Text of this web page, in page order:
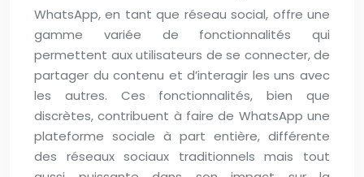
WhatsApp, en tant que réseau social, offre une
gamme variée de fonctionnalités qui
permettent aux utilisateurs de se connecter, de
partager du contenu et d’interagir les uns avec
les autres. Ces fonctionnalités, bien que
discrètes, contribuent à faire de WhatsApp une
plateforme sociale à part entière, différente
des réseaux sociaux traditionnels mais tout